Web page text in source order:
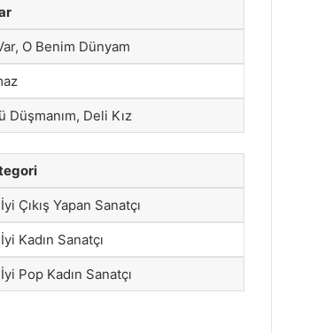
O Benim Dünyam
Düşmanım, Deli Kız
Çıkış Yapan Sanatçı
Kadın Sanatçı
Pop Kadın Sanatçı